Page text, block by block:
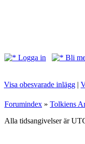
Logga in
Bli
Visa obesvarade inlägg |
Forumindex » Tolkiens
Alla tidsangivelser är